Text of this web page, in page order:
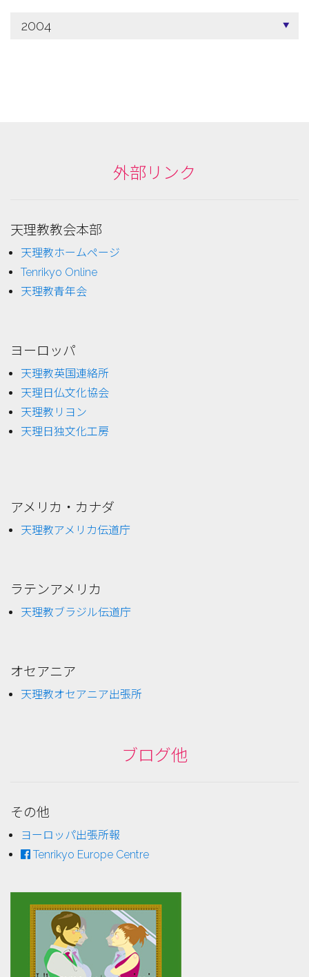
2004
外部リンク
天理教教会本部
天理教ホームページ
Tenrikyo Online
天理教青年会
ヨーロッパ
天理教英国連絡所
天理日仏文化協会
天理教リヨン
天理日独文化工房
アメリカ・カナダ
天理教アメリカ伝道庁
ラテンアメリカ
天理教ブラジル伝道庁
オセアニア
天理教オセアニア出張所
ブログ他
その他
ヨーロッパ出張所報
Tenrikyo Europe Centre